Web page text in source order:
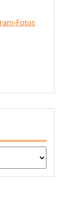
Fotos